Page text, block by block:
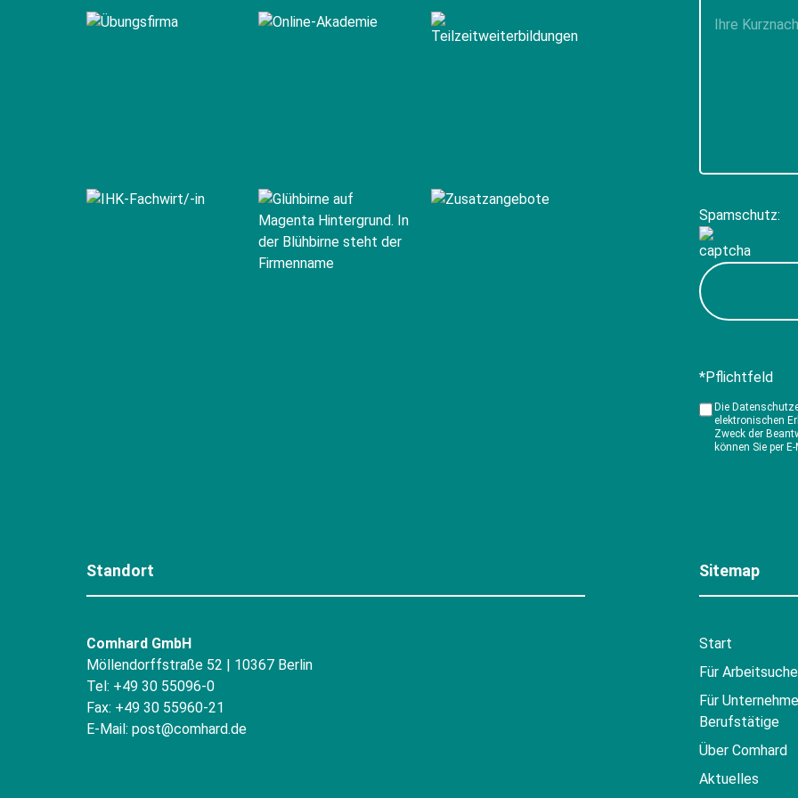
Pflichtfelder
Spamschutz:
*Pflichtfeld
Die
elektronischen
Zweck der
können Sie per
Standort
Comhard GmbH
Möllendorffstraße 52 | 10367 Berlin
Tel: +49 30 55096-0
Fax: +49 30 55960-21
E-Mail: post@comhard.de
Sitemap
Start
Für
Für
Berufstätige
Über Comhard
Aktuelles